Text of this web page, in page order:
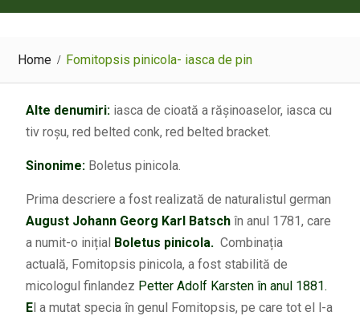
Home Fomitopsis pinicola- iasca de pin
Alte denumiri:iasca de cioată a rășinoaselor, iasca cu
tiv roșu, red belted conk, red belted bracket.
Sinonime: Boletus pinicola.
Prima descriere a fost realizată de naturalistul german
August Johann Georg Karl Batsch în anul 1781, care
a numit-o inițial Boletus pinicola.Combinația
actuală, Fomitopsis pinicola, a fost stabilită de
micologul finlandez Petter Adolf Karsten în anul 1881.
El a mutat specia în genul Fomitopsis, pe care tot el l-a